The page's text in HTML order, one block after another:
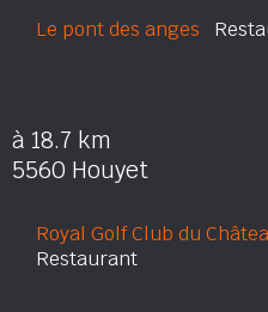
Le pont des anges
à 18.7 km
5560 Houyet
Royal Golf Club du
Restaurant